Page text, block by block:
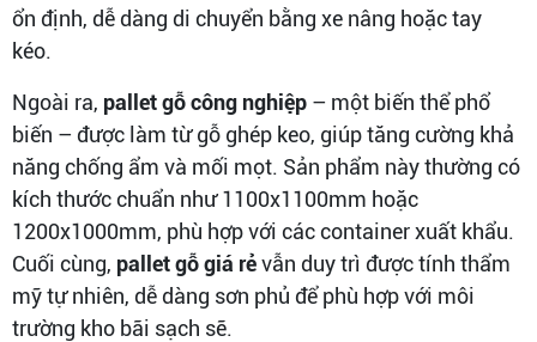
ổn định, dễ dàng di chuyển bằng xe nâng hoặc tay
kéo.
Ngoài ra, pallet gỗ công nghiệp – một biến thể phổ
biến – được làm từ gỗ ghép keo, giúp tăng cường khả
năng chống ẩm và mối mọt. Sản phẩm này thường có
kích thước chuẩn như 1100x1100mm hoặc
1200x1000mm, phù hợp với các container xuất khẩu.
Cuối cùng, pallet gỗ giá rẻvẫn duy trì được tính thẩm
mỹ tự nhiên, dễ dàng sơn phủ để phù hợp với môi
trường kho bãi sạch sẽ.